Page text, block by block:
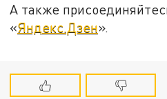
А также
«Яндекс.Дзен».